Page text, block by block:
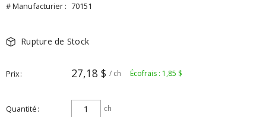
# Manufacturier : 70151
Rupture de Stock
Prix 27,18 $ / ch Écofrais : 1,85 $
Quantité ch